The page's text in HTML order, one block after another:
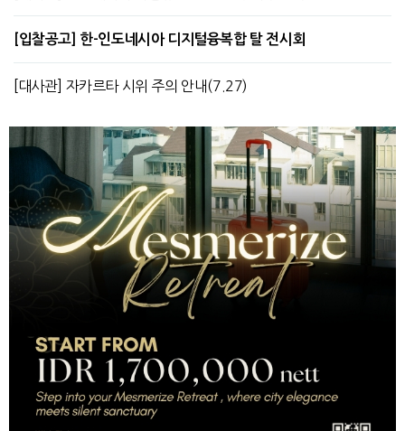
[입찰공고] 한-인도네시아 디지털융복합 탈 전시회
[대사관] 자카르타 시위 주의 안내(7.27)